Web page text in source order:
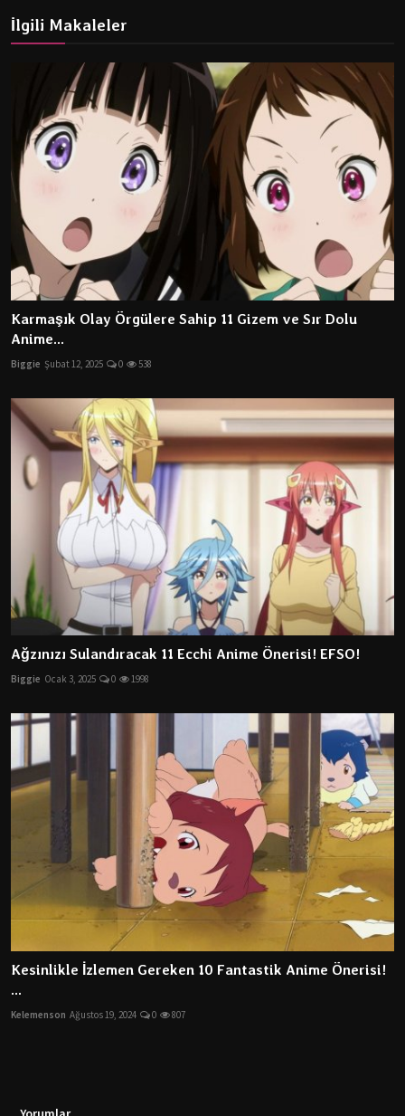
İlgili Makaleler
Karmaşık Olay Örgülere Sahip 11 Gizem ve Sır Dolu
Anime...
Biggie Şubat 12, 2025 0 538
Ağzınızı Sulandıracak 11 Ecchi Anime Önerisi! EFSO!
Biggie Ocak 3, 2025 0 1998
Kesinlikle İzlemen Gereken 10 Fantastik Anime Önerisi!
...
Kelemenson Ağustos 19, 2024 0 807